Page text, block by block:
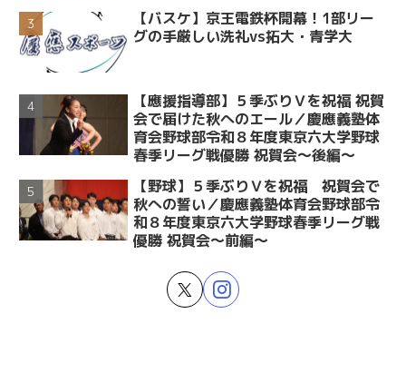
【バスケ】京王電鉄杯開幕！1部リー
グの手厳しい洗礼vs拓大・青学大
【應援指導部】５季ぶりＶを祝福 祝賀
会で届けた秋へのエール／慶應義塾体
育会野球部令和８年度東京六大学野球
春季リーグ戦優勝 祝賀会～後編～
【野球】５季ぶりＶを祝福 祝賀会で
秋への誓い／慶應義塾体育会野球部令
和８年度東京六大学野球春季リーグ戦
優勝 祝賀会～前編～